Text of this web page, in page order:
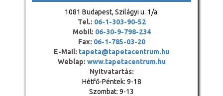
1081 Budapest, Szilágyi u. 1/a.
Tel.: 06-1-303-90-52
Mobil: 06-30-9-798-234
Fax: 06-1-785-03-20
E-Mail: tapeta@tapetacentrum.hu
Weblap: www.tapetacentrum.hu
Nyitvatartás:
Hétfő-Péntek: 9-18
Szombat: 9-13